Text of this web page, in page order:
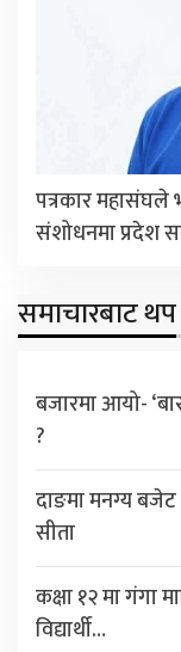
पत्रकार महासंघले
संशोधनमा प्रदेश
समाचारबाट थप
बजारमा आयो-
?
दाङमा मनग्य बजेट
सीता
कक्षा १२ मा गंगा
विद्यार्थी…